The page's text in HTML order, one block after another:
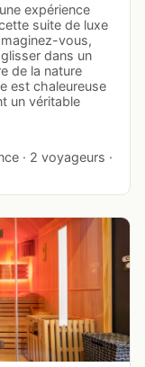
expérience
suite de luxe
vous,
dans un
de la nature
est chaleureuse
un véritable
· 2 voyageurs ·